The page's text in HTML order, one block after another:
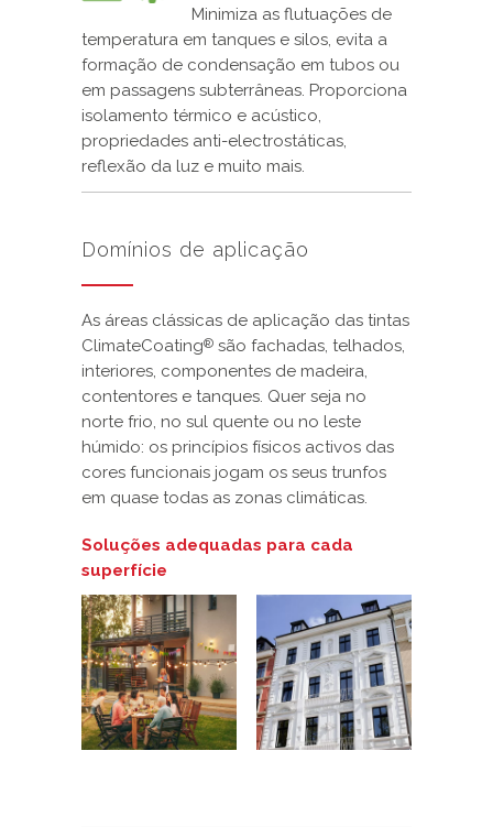
Minimiza as flutuações de
temperatura em tanques e silos, evita a
formação de condensação em tubos ou
em passagens subterrâneas. Proporciona
isolamento térmico e acústico,
propriedades anti-electrostáticas,
reflexão da luz e muito mais.
Domínios de aplicação
As áreas clássicas de aplicação das tintas
ClimateCoating® são fachadas, telhados,
interiores, componentes de madeira,
contentores e tanques. Quer seja no
norte frio, no sul quente ou no leste
húmido: os princípios físicos activos das
cores funcionais jogam os seus trunfos
em quase todas as zonas climáticas.
Soluções adequadas para cada
superfície